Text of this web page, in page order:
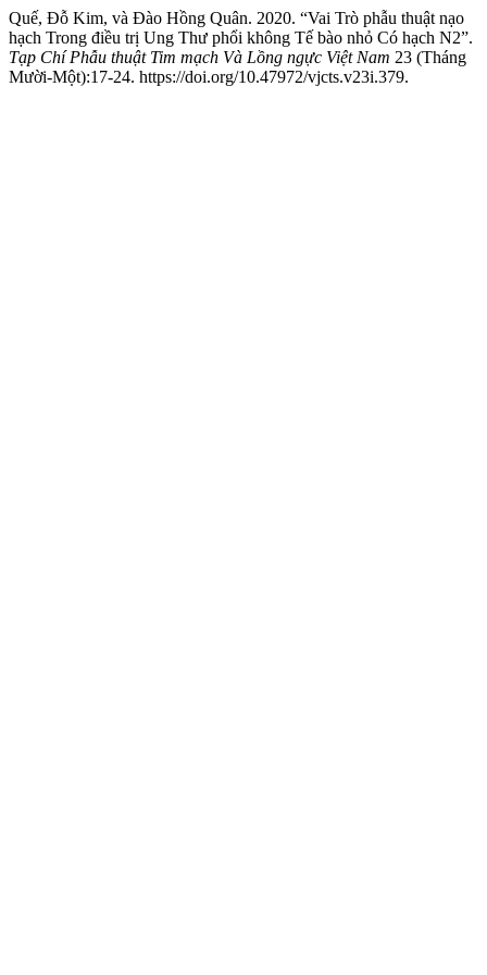
Quế, Đỗ Kim, và Đào Hồng Quân. 2020. “Vai Trò phẫu thuật nạo
hạch Trong điều trị Ung Thư phổi không Tế bào nhỏ Có hạch N2”.
Tạp Chí Phẫu thuật Tim mạch Và Lồng ngực Việt Nam 23 (Tháng
Mười-Một):17-24. https://doi.org/10.47972/vjcts.v23i.379.